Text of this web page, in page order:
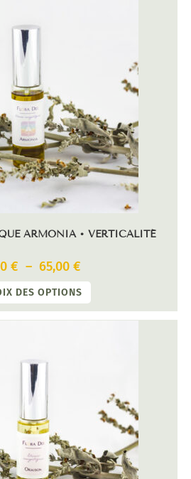
ARMONIA • VERTICALITÉ
€ – 65,00 €
DES OPTIONS